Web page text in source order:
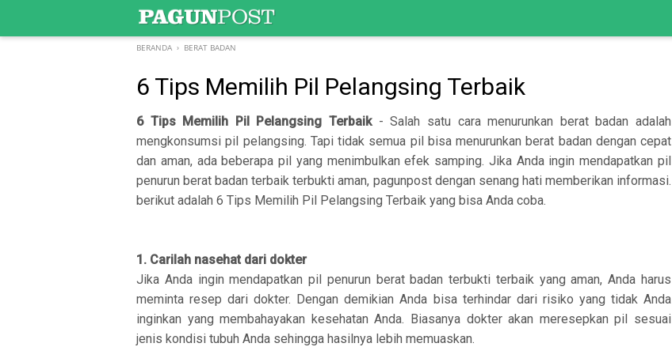
BERANDA › BERAT BADAN
6 Tips Memilih Pil Pelangsing Terbaik
6 Tips Memilih Pil Pelangsing Terbaik- Salah satu cara menurunkan berat badan adalah
mengkonsumsi pil pelangsing. Tapi tidak semua pil bisa menurunkan berat badan dengan cepat
dan aman, ada beberapa pil yang menimbulkan efek samping. Jika Anda ingin mendapatkan pil
penurun berat badan terbaik terbukti aman, pagunpost dengan senang hati memberikan informasi.
berikut adalah 6 Tips Memilih Pil Pelangsing Terbaik yang bisa Anda coba.
1. Carilah nasehat dari dokter
Jika Anda ingin mendapatkan pil penurun berat badan terbukti terbaik yang aman, Anda harus
meminta resep dari dokter. Dengan demikian Anda bisa terhindar dari risiko yang tidak Anda
inginkan yang membahayakan kesehatan Anda. Biasanya dokter akan meresepkan pil sesuai
jenis kondisi tubuh Anda sehingga hasilnya lebih memuaskan.